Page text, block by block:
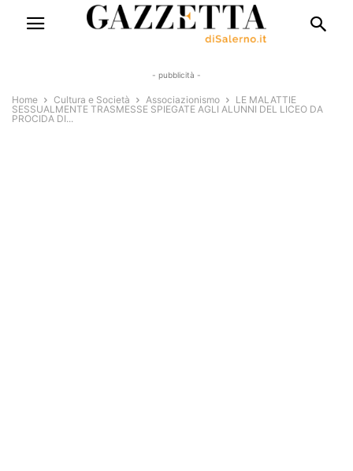
- pubblicità -
Home Cultura e Società Associazionismo
LE MALATTIE
SESSUALMENTE TRASMESSE SPIEGATE AGLI ALUNNI DEL LICEO DA
PROCIDA DI...